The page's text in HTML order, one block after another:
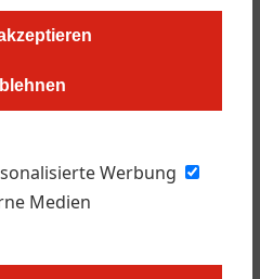
Werbung
Medien
05.06.2023, 09:25 Uhr
Mountain Luxury Resort in
andere Welle wogt